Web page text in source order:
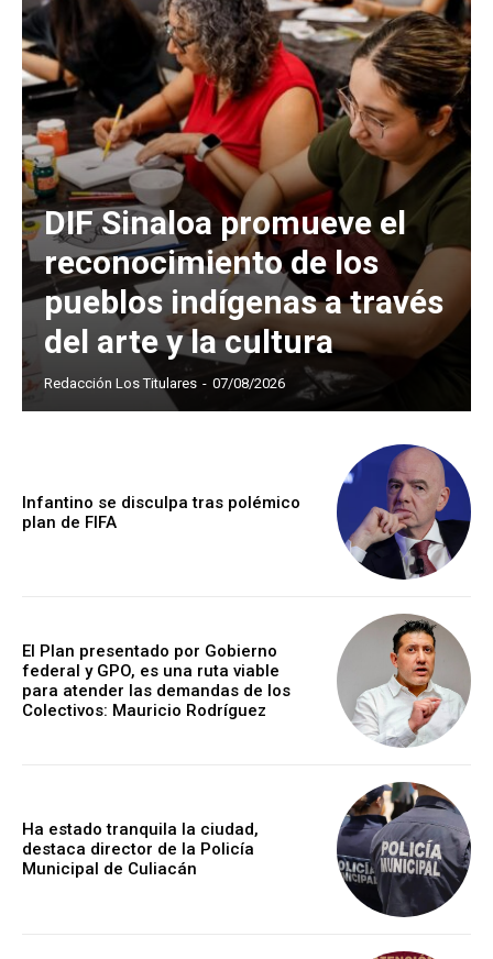
DIF Sinaloa promueve el
reconocimiento de los
pueblos indígenas a través
del arte y la cultura
Redacción Los Titulares - 07/08/2026
Infantino se disculpa tras polémico
plan de FIFA
El Plan presentado por Gobierno
federal y GPO, es una ruta viable
para atender las demandas de los
Colectivos: Mauricio Rodríguez
Ha estado tranquila la ciudad,
destaca director de la Policía
Municipal de Culiacán